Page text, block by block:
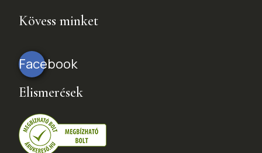
Kövess minket
Facebook
Elismerések